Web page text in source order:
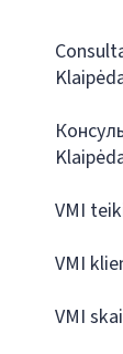
VMI
VMI
VMI